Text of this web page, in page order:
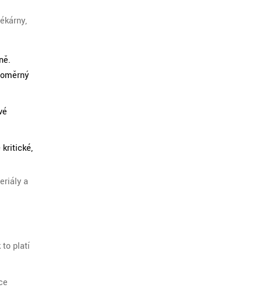
kritické,
a
to platí